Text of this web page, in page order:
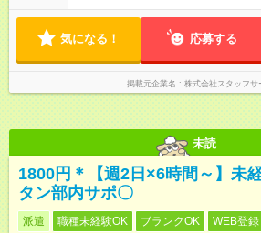
気になる！ 応募する
掲載元企業名 株式会社スタッフサ
未読
1800円＊【週2日×6時間～】未
タン部内サポ〇
派遣 職種未経験OK ブランクOK WEB登